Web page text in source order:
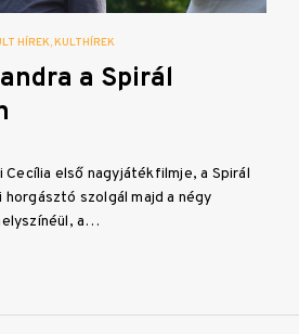
HÍREK KULTHÍREK
a Spirál
első nagyjátékfilmje, a Spirál
szolgál majd a négy
a…